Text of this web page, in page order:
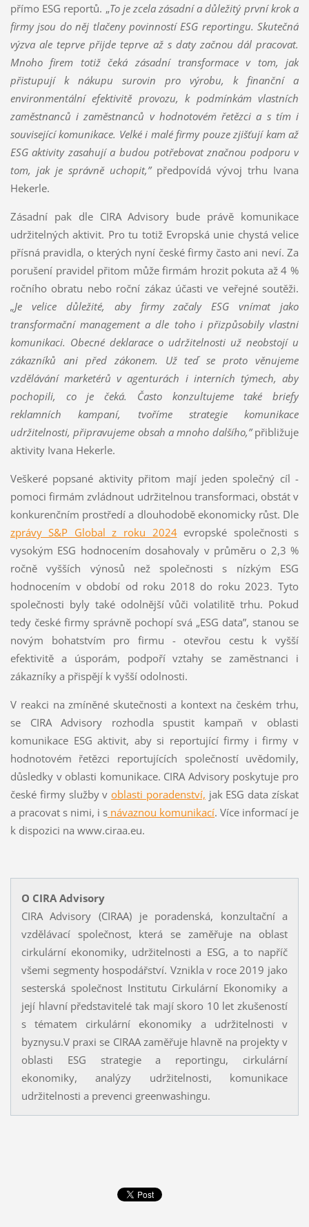
přímo ESG reportů. „To je zcela zásadní a důležitý první krok a
firmy jsou do něj tlačeny povinností ESG reportingu. Skutečná
výzva ale teprve přijde teprve až s daty začnou dál pracovat.
Mnoho firem totiž čeká zásadní transformace v tom, jak
přistupují k nákupu surovin pro výrobu, k finanční a
environmentální efektivitě provozu, k podmínkám vlastních
zaměstnanců i zaměstnanců v hodnotovém řetězci a s tím i
související komunikace. Velké i malé firmy pouze zjišťují kam až
ESG aktivity zasahují a budou potřebovat značnou podporu v
tom, jak je správně uchopit,”předpovídá vývoj trhu Ivana
Hekerle.
Zásadní pak dle CIRA Advisory bude právě komunikace
udržitelných aktivit. Pro tu totiž Evropská unie chystá velice
přísná pravidla, o kterých nyní české firmy často ani neví. Za
porušení pravidel přitom může firmám hrozit pokuta až 4 %
ročního obratu nebo roční zákaz účasti ve veřejné soutěži.
„Je velice důležité, aby firmy začaly ESG vnímat jako
transformační management a dle toho i přizpůsobily vlastní
komunikaci. Obecné deklarace o udržitelnosti už neobstojí u
zákazníků ani před zákonem. Už teď se proto věnujeme
vzdělávání marketérů v agenturách i interních týmech, aby
pochopili, co je čeká. Často konzultujeme také briefy
reklamních kampaní, tvoříme strategie komunikace
udržitelnosti, připravujeme obsah a mnoho dalšího,”přibližuje
aktivity Ivana Hekerle.
Veškeré popsané aktivity přitom mají jeden společný cíl -
pomoci firmám zvládnout udržitelnou transformaci, obstát v
konkurenčním prostředí a dlouhodobě ekonomicky růst. Dle
zprávy S&P Global z roku 2024evropské společnosti s
vysokým ESG hodnocením dosahovaly v průměru o 2,3 %
ročně vyšších výnosů než společnosti s nízkým ESG
hodnocením v období od roku 2018 do roku 2023. Tyto
společnosti byly také odolnější vůči volatilitě trhu. Pokud
tedy české firmy správně pochopí svá „ESG data”, stanou se
novým bohatstvím pro firmu - otevřou cestu k vyšší
efektivitě a úsporám, podpoří vztahy se zaměstnanci i
zákazníky a přispějí k vyšší odolnosti.
V reakci na zmíněné skutečnosti a kontext na českém trhu,
se CIRA Advisory rozhodla spustit kampaň v oblasti
komunikace ESG aktivit, aby si reportující firmy i firmy v
hodnotovém řetězci reportujících společností uvědomily,
důsledky v oblasti komunikace. CIRA Advisory poskytuje pro
české firmy služby voblasti poradenství, jak ESG data získat
a pracovat s nimi, i s návaznou komunikací. Více informací je
k dispozici na www.ciraa.eu.
O CIRA Advisory
CIRA Advisory (CIRAA) je poradenská, konzultační a
vzdělávací společnost, která se zaměřuje na oblast
cirkulární ekonomiky, udržitelnosti a ESG, a to napříč
všemi segmenty hospodářství. Vznikla v roce 2019 jako
sesterská společnost Institutu Cirkulární Ekonomiky a
její hlavní představitelé tak mají skoro 10 let zkušeností
s tématem cirkulární ekonomiky a udržitelnosti v
byznysu.V praxi se CIRAA zaměřuje hlavně na projekty v
oblasti ESG strategie a reportingu, cirkulární
ekonomiky, analýzy udržitelnosti, komunikace
udržitelnosti a prevenci greenwashingu.